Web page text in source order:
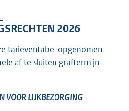
2026
tarieventabel opgenomen
af te sluiten graftermijn
VOOR LIJKBEZORGING